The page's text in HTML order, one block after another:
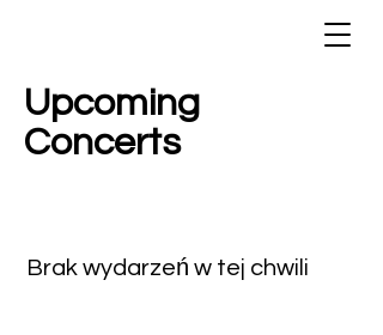
Upcoming
Concerts
Brak wydarzeń w tej chwili